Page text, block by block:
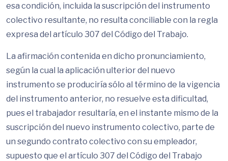
esa condición, incluida la suscripción del instrumento
colectivo resultante, no resulta conciliable con la regla
expresa del artículo 307 del Código del Trabajo.
La afirmación contenida en dicho pronunciamiento,
según la cual la aplicación ulterior del nuevo
instrumento se produciría sólo al término de la vigencia
del instrumento anterior, no resuelve esta dificultad,
pues el trabajador resultaría, en el instante mismo de la
suscripción del nuevo instrumento colectivo, parte de
un segundo contrato colectivo con su empleador,
supuesto que el artículo 307 del Código del Trabajo